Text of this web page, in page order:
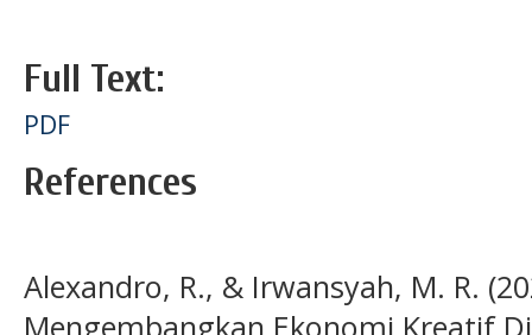
Full Text:
PDF
References
Alexandro, R., & Irwansyah, M. R.
Mengembangkan Ekonomi Kreatif